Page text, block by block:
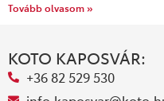
Tovább olvasom »
KOTO KAPOSVÁR:
+36 82 529 530